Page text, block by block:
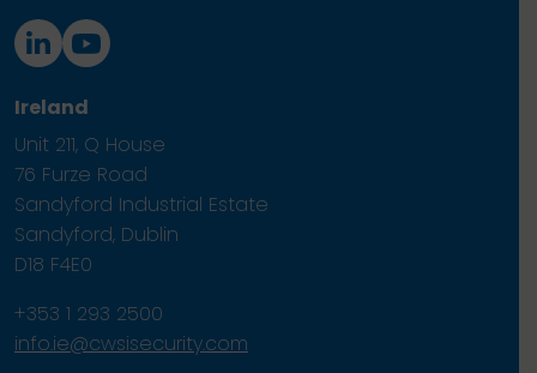
Ireland
Unit 211, Q House
76 Furze Road
Sandyford Industrial Estate
Sandyford, Dublin
D18 F4E0
+353 1 293 2500
info.ie@cwsisecurity.com